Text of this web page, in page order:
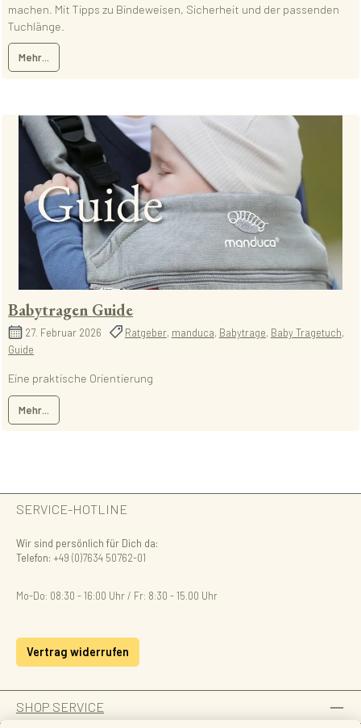
machen. Mit Tipps zu Bindeweisen, Sicherheit und der passenden
Tuchlänge.
Mehr...
Babytragen Guide
27. Februar 2026 Ratgeber, manduca, Babytrage, Baby Tragetuch,
Guide
Eine praktische Orientierung
Mehr...
SERVICE-HOTLINE
Wir sind persönlich für Dich da:
Telefon: +49 (0)7634 50762-01
Mo-Do: 08:30 - 16:00 Uhr / Fr: 8:30 - 15.00 Uhr
Vertrag widerrufen
SHOP SERVICE